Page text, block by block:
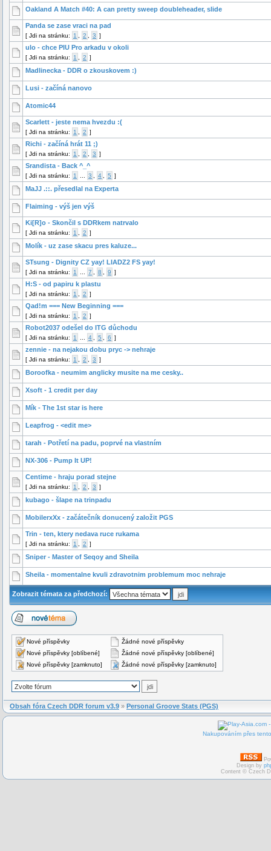
Oakland A Match #40: A can pretty sweep doubleheader, slide
Panda se zase vraci na pad
[ Jdi na stránku: 1 2 3 ]
ulo - chce PIU Pro arkadu v okoli
[ Jdi na stránku: 1 2 ]
Madlinecka - DDR o zkouskovem :)
Lusi - začíná nanovo
Atomic44
Scarlett - jeste nema hvezdu :(
[ Jdi na stránku: 1 2 ]
Richi - začíná hrát 11 ;)
[ Jdi na stránku: 1 2 3 ]
Srandista - Back ^_^
[ Jdi na stránku: 1 3 4 5 ]
MaJJ .::. přesedlal na Experta
Flaiming - výš jen výš
Ki[R]o - Skončil s DDRkem natrvalo
[ Jdi na stránku: 1 2 ]
Molík - uz zase skacu pres kaluze...
STsung - Dignity CZ yay! LIADZ2 FS yay!
[ Jdi na stránku: 1 7 8 9 ]
H:S - od papiru k plastu
[ Jdi na stránku: 1 2 ]
Qad!m === New Beginning ===
[ Jdi na stránku: 1 2 ]
Robot2037 odešel do ITG důchodu
[ Jdi na stránku: 1 4 5 6 ]
zennie - na nejakou dobu pryc -> nehraje
[ Jdi na stránku: 1 2 3 ]
Boroofka - neumim anglicky musite na me cesky..
Xsoft - 1 credit per day
Mík - The 1st star is here
Leapfrog - <edit me>
tarah - Potřetí na padu, poprvé na vlastním
NX-306 - Pump It UP!
Centime - hraju porad stejne
[ Jdi na stránku: 1 2 3 ]
kubago - šlape na trinpadu
MobilerxXx - začátečník donucený založit PGS
Trin - ten, ktery nedava ruce rukama
[ Jdi na stránku: 1 2 ]
Sniper - Master of Seqoy and Sheila
Sheila - momentalne kvuli zdravotnim problemum moc nehraje
Zobrazit témata za předchozí:
Nové příspěvky
Žádné nové příspěvky
Nové příspěvky [oblíbené]
Žádné nové příspěvky [oblíbené]
Nové příspěvky [zamknuto]
Žádné nové příspěvky [zamknuto]
Obsah fóra Czech DDR forum v3.9 » Personal Groove Stats (PGS)
Nakupováním přes
Design by
Content © Czech